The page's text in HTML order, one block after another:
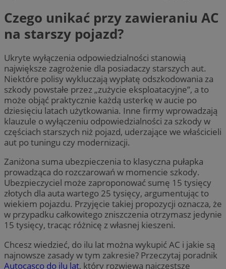
Czego unikać przy zawieraniu AC
na starszy pojazd?
Ukryte wyłączenia odpowiedzialności stanowią
największe zagrożenie dla posiadaczy starszych aut.
Niektóre polisy wykluczają wypłatę odszkodowania za
szkody powstałe przez „zużycie eksploatacyjne”, a to
może objąć praktycznie każdą usterkę w aucie po
dziesięciu latach użytkowania. Inne firmy wprowadzają
klauzule o wyłączeniu odpowiedzialności za szkody w
częściach starszych niż pojazd, uderzające we właścicieli
aut po tuningu czy modernizacji.
Zaniżona suma ubezpieczenia to klasyczna pułapka
prowadząca do rozczarowań w momencie szkody.
Ubezpieczyciel może zaproponować sumę 15 tysięcy
złotych dla auta wartego 25 tysięcy, argumentując to
wiekiem pojazdu. Przyjęcie takiej propozycji oznacza, że
w przypadku całkowitego zniszczenia otrzymasz jedynie
15 tysięcy, tracąc różnicę z własnej kieszeni.
Chcesz wiedzieć, do ilu lat można wykupić AC i jakie są
najnowsze zasady w tym zakresie? Przeczytaj poradnik
Autocasco do ilu lat, który rozwiewa najczęstsze